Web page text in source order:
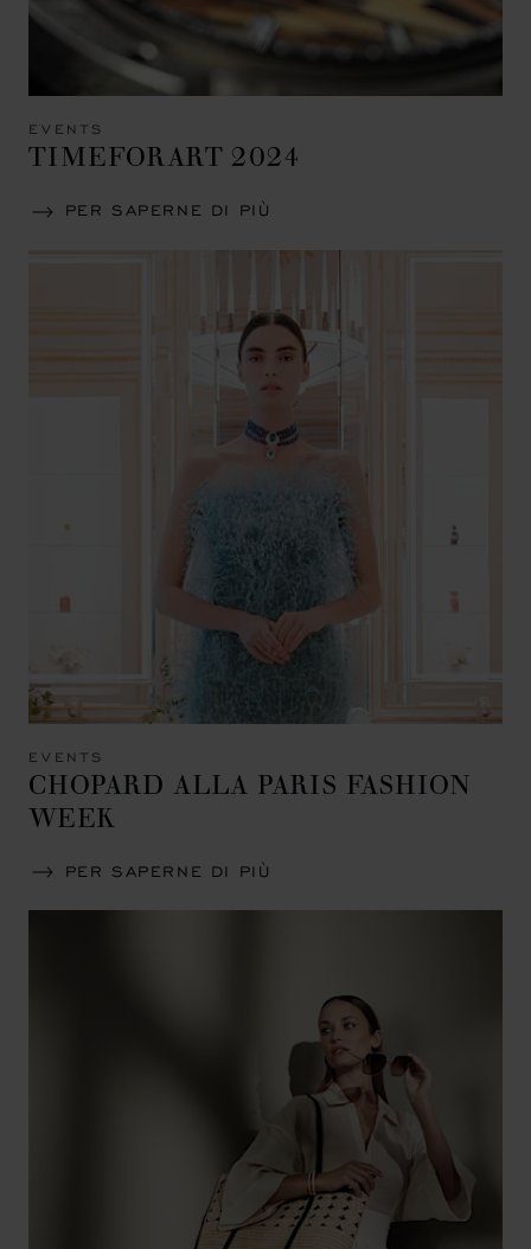
EVENTS
TIMEFORART 2024
PER SAPERNE DI PIÙ
EVENTS
CHOPARD ALLA PARIS FASHION
WEEK
PER SAPERNE DI PIÙ